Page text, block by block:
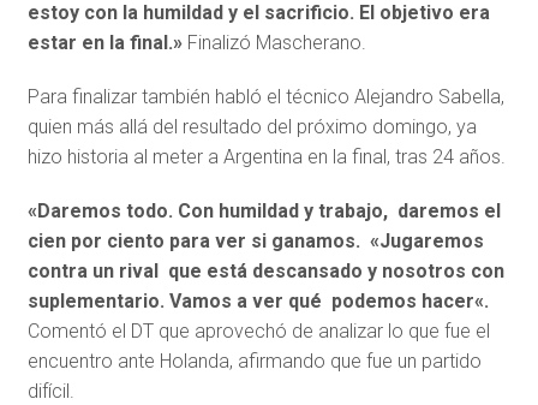
estoy con la humildad y el sacrificio. El objetivo era
estar en la final.» Finalizó Mascherano.
Para finalizar también habló el técnico Alejandro Sabella,
quien más allá del resultado del próximo domingo, ya
hizo historia al meter a Argentina en la final, tras 24 años.
«Daremos todo. Con humildad y trabajo, daremos el
cien por ciento para ver si ganamos. «Jugaremos
contra un rival que está descansado y nosotros con
suplementario. Vamos a ver qué podemos hacer«.
Comentó el DT que aprovechó de analizar lo que fue el
encuentro ante Holanda, afirmando que fue un partido
difícil.